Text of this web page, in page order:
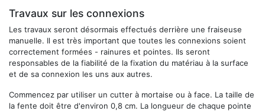
Travaux sur les connexions
Les travaux seront désormais effectués derrière une fraiseuse
manuelle. Il est très important que toutes les connexions soient
correctement formées - rainures et pointes. Ils seront
responsables de la fiabilité de la fixation du matériau à la surface
et de sa connexion les uns aux autres.
Commencez par utiliser un cutter à mortaise ou à face. La taille de
la fente doit être d'environ 0,8 cm. La longueur de chaque pointe